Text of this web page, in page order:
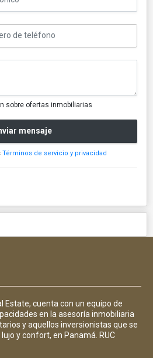
sobre ofertas inmobiliarias
mensaje
Términos de servicio y privacidad
Estate, cuenta con un equipo de
en la asesoría inmobiliaria
y aquellos inversionistas que se
y confort, en Panamá. RUC